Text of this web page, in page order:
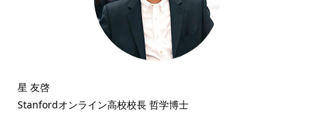
星 友啓
Stanfordオンライン高校校長 哲学博士